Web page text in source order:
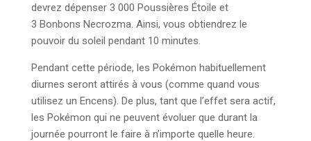
devrez dépenser 3 000 Poussières Étoile et
3 Bonbons Necrozma. Ainsi, vous obtiendrez le
pouvoir du soleil pendant 10 minutes.
Pendant cette période, les Pokémon habituellement
diurnes seront attirés à vous (comme quand vous
utilisez un Encens). De plus, tant que l’effet sera actif,
les Pokémon qui ne peuvent évoluer que durant la
journée pourront le faire à n’importe quelle heure.